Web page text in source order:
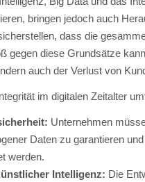
bringen jedoch auch
dass die
gegen diese Grundsätze
auch der Verlust von
im digitalen Zeitalter
Unternehmen
Daten zu garantieren
werden.
Intelligenz: Die